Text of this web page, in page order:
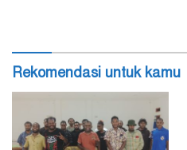
Rekomendasi untuk kamu